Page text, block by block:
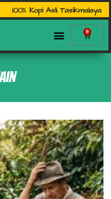
100% Kopi Asli Tasikmalaya
0